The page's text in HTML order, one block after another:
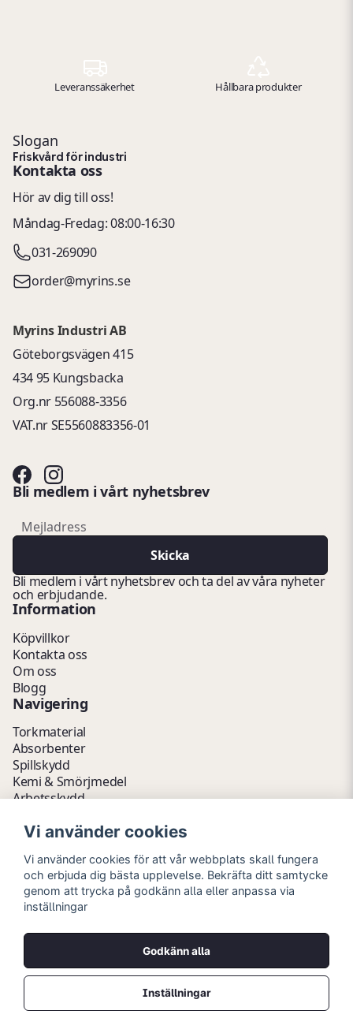
Leveranssäkerhet Hållbara produkter
Slogan
Friskvård för industri
Kontakta oss
Hör av dig till oss!
Måndag-Fredag: 08:00-16:30
031-269090
order@myrins.se
Myrins Industri AB
Göteborgsvägen 415
434 95 Kungsbacka
Org.nr 556088-3356
VAT.nr SE5560883356-01
Bli medlem i vårt nyhetsbrev
email
Mejladress
Skicka
Bli medlem i vårt nyhetsbrev och ta del av våra nyheter
och erbjudande.
Information
Köpvillkor
Kontakta oss
Om oss
Blogg
Navigering
Torkmaterial
Absorbenter
Spillskydd
Kemi & Smörjmedel
Arbetsskydd
Avfallshantering
Fathantering
Emballage & Tillbehör
Lager & Kontor
Hygien- & Städartiklar
Outlet
Copyright © 2026 Myrins Industri AB
Alla rättigheter reserverade.
Priser visas i svenska kronor (SEK) och är exklusive moms.
Vi använder cookies
Vi använder cookies för att vår webbplats skall fungera
och erbjuda dig bästa upplevelse. Bekräfta ditt samtycke
genom att trycka på godkänn alla eller anpassa via
inställningar
Godkänn alla
Inställningar